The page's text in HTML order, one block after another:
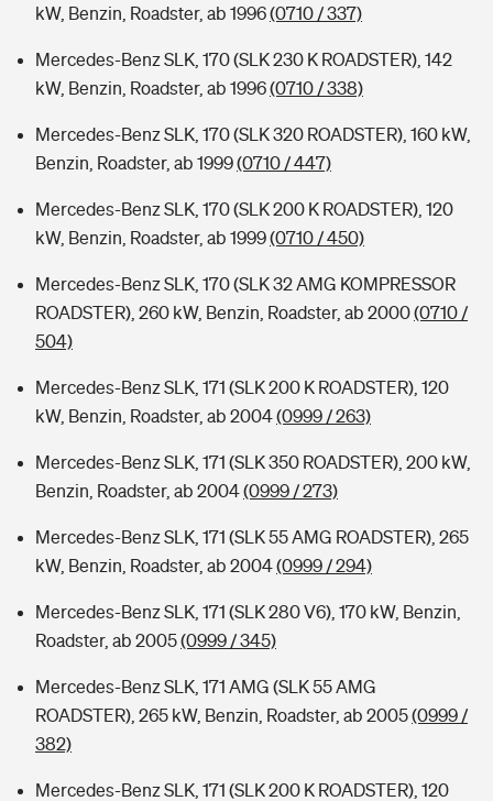
Kinderunfall-Check: Mehr Sicherheit für deine Kids
Sie haben Fragen?
kW, Benzin, Roadster, ab 1996(0710 / 337)
Mercedes-Benz SLK, 170 (SLK 230 K ROADSTER), 142
kW, Benzin, Roadster, ab 1996(0710 / 338)
Mercedes-Benz SLK, 170 (SLK 320 ROADSTER), 160 kW,
Benzin, Roadster, ab 1999(0710 / 447)
Mercedes-Benz SLK, 170 (SLK 200 K ROADSTER), 120
kW, Benzin, Roadster, ab 1999(0710 / 450)
Mercedes-Benz SLK, 170 (SLK 32 AMG KOMPRESSOR
ROADSTER), 260 kW, Benzin, Roadster, ab 2000(0710 /
504)
Mercedes-Benz SLK, 171 (SLK 200 K ROADSTER), 120
kW, Benzin, Roadster, ab 2004(0999 / 263)
Mercedes-Benz SLK, 171 (SLK 350 ROADSTER), 200 kW,
Benzin, Roadster, ab 2004(0999 / 273)
Mercedes-Benz SLK, 171 (SLK 55 AMG ROADSTER), 265
kW, Benzin, Roadster, ab 2004(0999 / 294)
Mercedes-Benz SLK, 171 (SLK 280 V6), 170 kW, Benzin,
Roadster, ab 2005(0999 / 345)
Mercedes-Benz SLK, 171 AMG (SLK 55 AMG
ROADSTER), 265 kW, Benzin, Roadster, ab 2005(0999 /
382)
Mercedes-Benz SLK, 171 (SLK 200 K ROADSTER), 120